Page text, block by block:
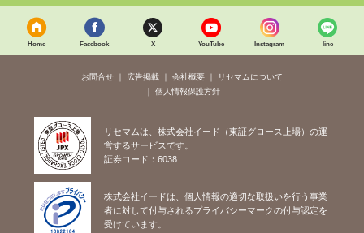
Home Facebook X YouTube Instagram line
お問合せ 広告掲載 会社概要
リセマムについて
個人情報保護方針
リセマムは、株式会社イード（東証グロース上場）の運
営するサービスです。
証券コード：6038
株式会社イードは、個人情報の適切な取扱いを行う事業
者に対して付与されるプライバシーマークの付与認定を
受けています。